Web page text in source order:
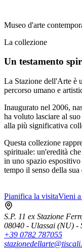
Museo d'arte
La collezione
Un testamento
La Stazione dell'Arte è
percorso umano e
Inaugurato nel 2006,
ha voluto lasciare al
alla più significativa
Questa collezione
spirituale: un'eredità
in uno spazio
tempo il senso della sua
Pianifica la visitaVieni a
S.P. 11 ex Stazione
08040 - Ulassai (NU) -
+39 0782 787055